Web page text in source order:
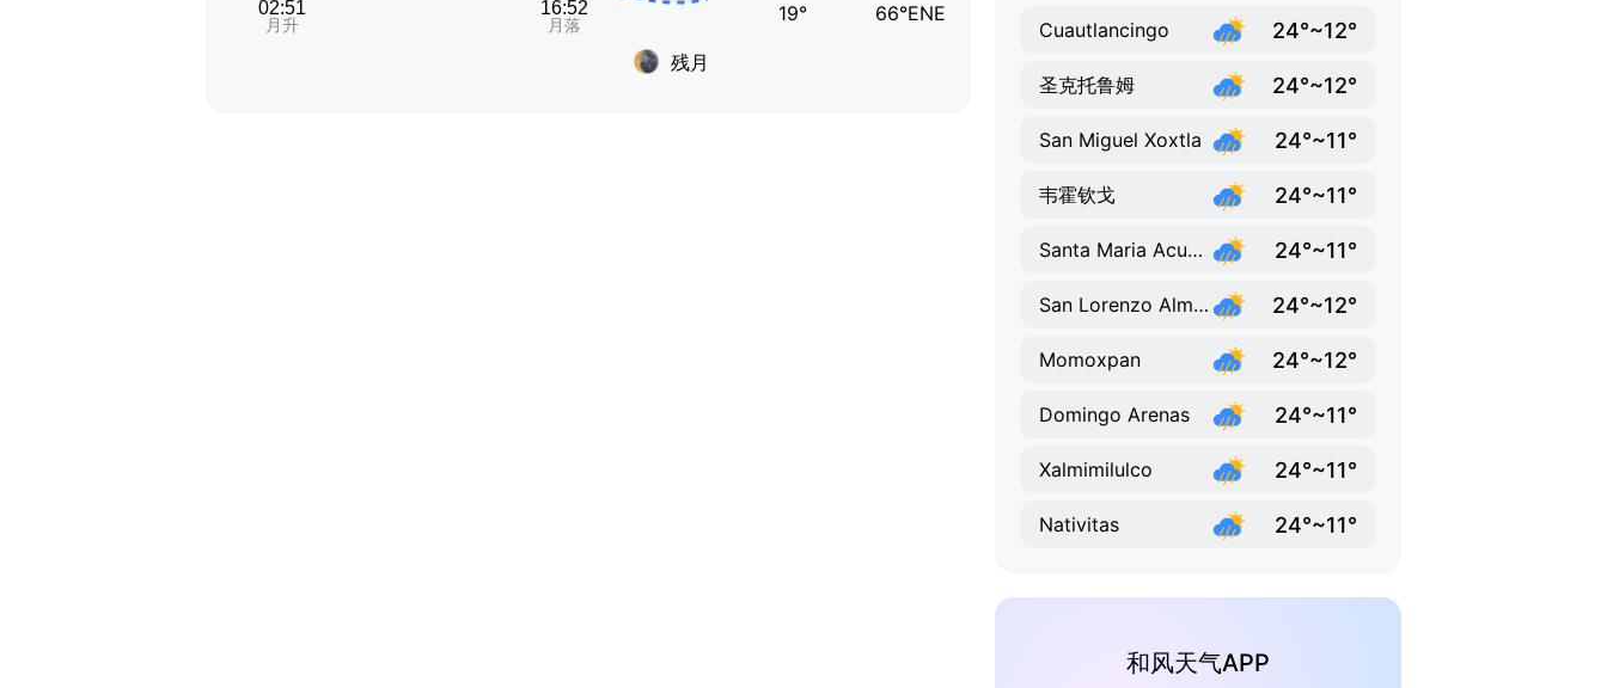
残月
19° 66°ENE
Cuautlancingo 24°~12°
圣克托鲁姆 24°~12°
San Miguel Xoxtla 24°~11°
韦霍钦戈 24°~11°
Santa Maria Acuexcomac 24°~11°
San Lorenzo Almecatla 24°~12°
Momoxpan 24°~12°
Domingo Arenas 24°~11°
Xalmimilulco 24°~11°
Nativitas 24°~11°
和风天气APP